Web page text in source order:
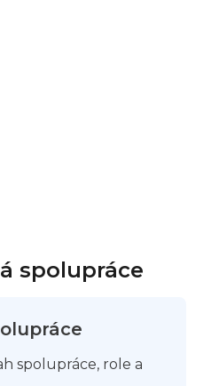
spolupráce
spolupráce, role a